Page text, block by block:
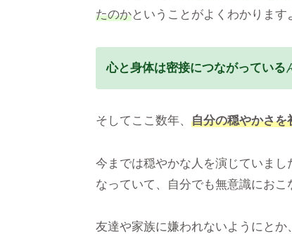
たのかということがよくわかります
心と身体は密接につながっている
そしてここ数年、 自分の穏やかさを
今までは穏やかな人を演じていま
なっていて、自分でも無意識におこ
友達や家族に嫌われないようにと